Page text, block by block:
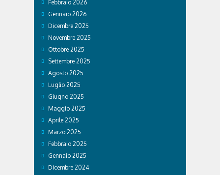
Febbraio 2026
Gennaio 2026
Dicembre 2025
Novembre 2025
Ottobre 2025
Settembre 2025
Agosto 2025
Luglio 2025
Giugno 2025
Maggio 2025
Aprile 2025
Marzo 2025
Febbraio 2025
Gennaio 2025
Dicembre 2024